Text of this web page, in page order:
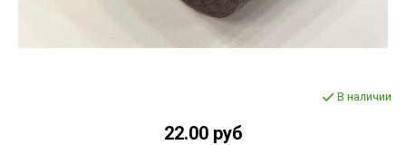
В наличии
22.00 руб